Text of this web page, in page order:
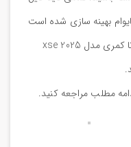
بهینه سازی شده است
و هم اکنون شما می توانید با دانلود تویوتا کمری مدل xse 2025
مطلب مراجعه کنید.